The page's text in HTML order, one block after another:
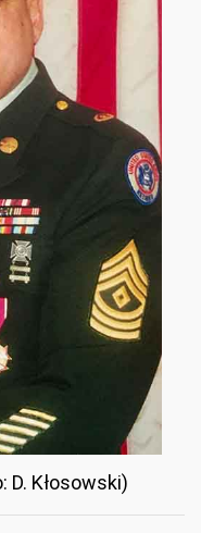
D. Kłosowski)